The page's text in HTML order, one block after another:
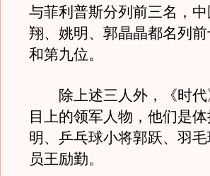
与菲利普斯分列前三名，
翔、姚明、郭晶晶都名列
和第九位。
除上述三人外，《时代
目上的领军人物，他们是
明、乒乓球小将郭跃、羽
员王励勤。